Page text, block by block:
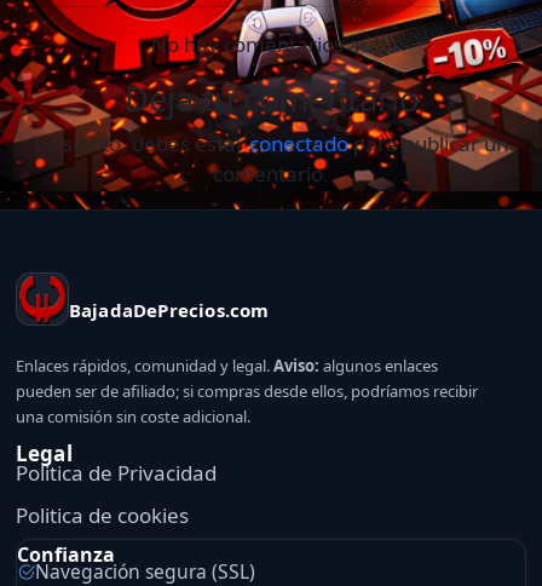
No hay comentarios aún.
Deja tu comentario
Lo siento, debes estarconectadopara publicar un
comentario.
BajadaDePrecios.com
Enlaces rápidos, comunidad y legal.Aviso: algunos enlaces
pueden ser de afiliado; si compras desde ellos, podríamos recibir
una comisión sin coste adicional.
Legal
Politica de Privacidad
Politica de cookies
Confianza
Navegación segura (SSL)